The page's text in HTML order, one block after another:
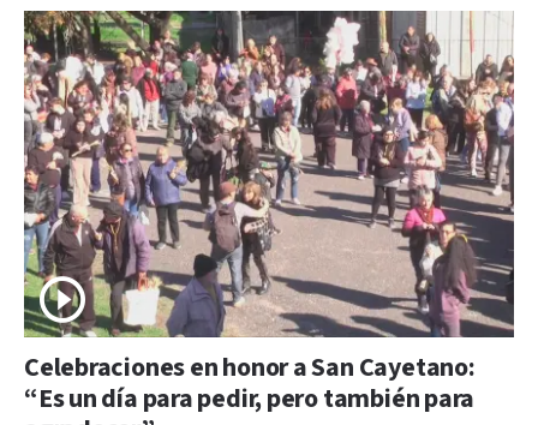
Celebraciones en honor a San Cayetano:
“Es un día para pedir, pero también para